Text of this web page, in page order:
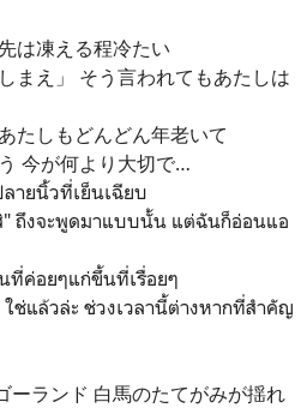
は凍える程冷たい
まえ」 そう言われてもあたしは
たしもどんどん年老いて
今が何より大切で…
ายนิ้วที่เย็นเฉียบ
" ถึงจะพูดมาแบบนั้น แต่ฉันก็อ่อนแอ
ที่ค่อยๆแก่ขึ้นที่เรื่อยๆ
ใช่แล้วล่ะ ช่วงเวลานี้ต่างหากที่สำคัญ
ーランド 白馬のたてがみが揺れ